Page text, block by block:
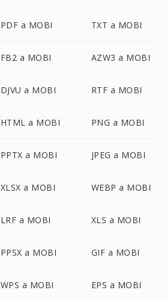
PDF a MOBI TXT a MOBI
FB2 a MOBI AZW3 a MOBI
DJVU a MOBI RTF a MOBI
HTML a MOBI PNG a MOBI
PPTX a MOBI JPEG a MOBI
XLSX a MOBI WEBP a MOBI
LRF a MOBI XLS a MOBI
PPSX a MOBI GIF a MOBI
WPS a MOBI EPS a MOBI